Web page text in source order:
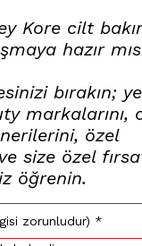
Kore cilt
hazır
bırakın;
markalarını,
özel
size özel
öğrenin.